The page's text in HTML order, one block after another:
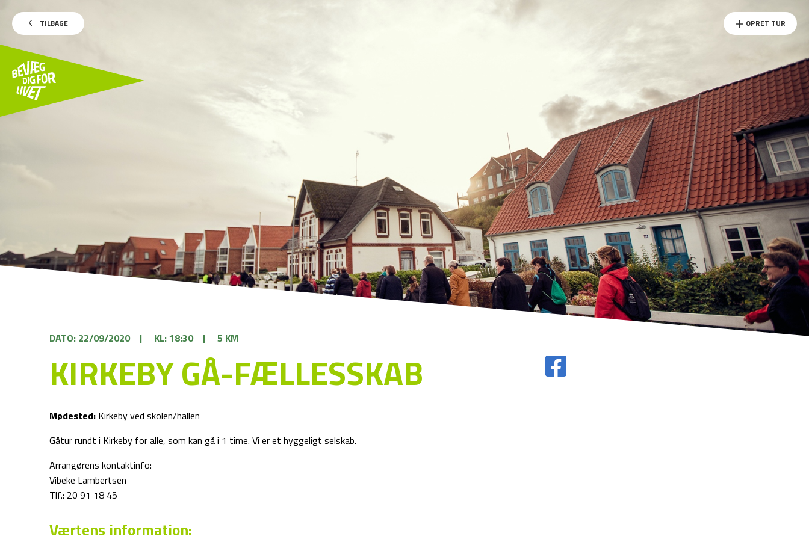
TILBAGE OPRET TUR
DATO: 22/09/2020 | KL: 18:30 | 5 KM
KIRKEBY GÅ-FÆLLESSKAB
Mødested: Kirkeby ved skolen/hallen
Gåtur rundt i Kirkeby for alle, som kan gå i 1 time. Vi er et hyggeligt selskab.
Arrangørens kontaktinfo:
Vibeke Lambertsen
Tlf.: 20 91 18 45
Værtens information: